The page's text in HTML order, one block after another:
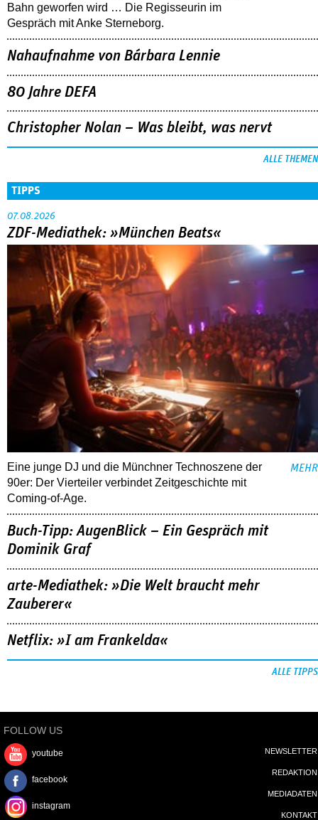
Bahn geworfen wird … Die Regisseurin im
Gespräch mit Anke Sterneborg.
Nahaufnahme von Bárbara Lennie
80 Jahre DEFA
Christopher Nolan – Was bleibt, was nervt
ALLE THEMEN
TIPPS
07.08.2026
ZDF-Mediathek: »München Beats«
Eine junge DJ und die Münchner Technoszene der
90er: Der Vierteiler verbindet Zeitgeschichte mit
Coming-of-Age.
MEHR
Buch-Tipp: AugenBlick – Ein Gespräch mit
Dominik Graf
arte-Mediathek: »Die Welt braucht mehr
Zauberer«
Netflix: »I am Frankelda«
ALLE TIPPS
FOLLOW US
youtube
facebook
instagram
NEWSLETTER
REDAKTION
MEDIADATEN
KONTAKT